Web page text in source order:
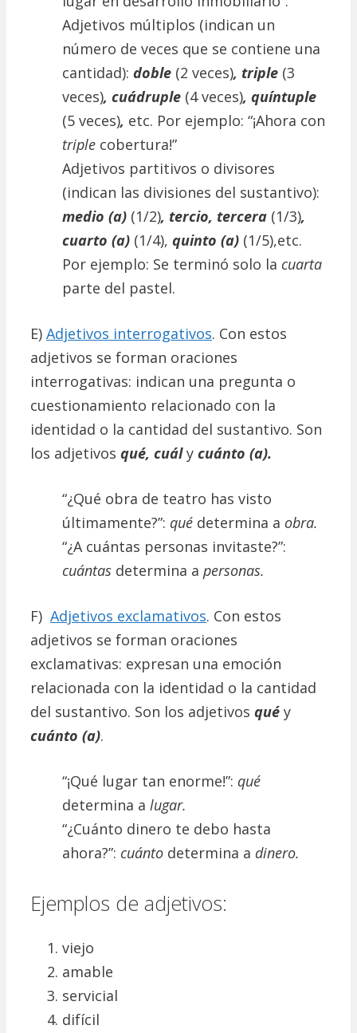
Adjetivos múltiplos (indican un
número de veces que se contiene una
cantidad): doble (2 veces), triple (3
veces), cuádruple (4 veces), quíntuple
(5 veces), etc. Por ejemplo: “¡Ahora con
triple cobertura!”
Adjetivos partitivos o divisores
(indican las divisiones del sustantivo):
medio (a) (1/2), tercio, tercera (1/3),
cuarto (a) (1/4), quinto (a) (1/5),etc.
Por ejemplo: Se terminó solo la cuarta
parte del pastel.
E) Adjetivos interrogativos. Con estos
adjetivos se forman oraciones
interrogativas: indican una pregunta o
cuestionamiento relacionado con la
identidad o la cantidad del sustantivo. Son
los adjetivos qué, cuály cuánto (a).
“¿Qué obra de teatro has visto
últimamente?”: qué determina a obra.
“¿A cuántas personas invitaste?”:
cuántas determina a personas.
F) Adjetivos exclamativos. Con estos
adjetivos se forman oraciones
exclamativas: expresan una emoción
relacionada con la identidad o la cantidad
del sustantivo. Son los adjetivos qué y
cuánto (a).
“¡Qué lugar tan enorme!”: qué
determina a lugar.
“¿Cuánto dinero te debo hasta
ahora?”: cuánto determina a dinero.
Ejemplos de adjetivos:
viejo
amable
servicial
difícil